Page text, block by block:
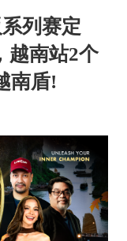
列赛定
越南站2个
南盾!